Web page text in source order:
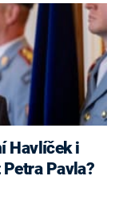
Pavla?